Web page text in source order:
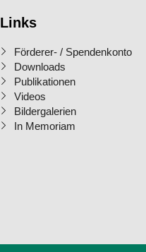
Links
Förderer- / Spendenkonto
Downloads
Publikationen
Videos
Bildergalerien
In Memoriam